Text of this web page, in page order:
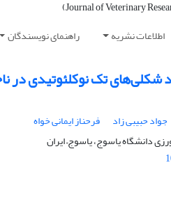
اطلاعات نشریه راهنمای نویسندگان
در ناحیه َ5 ژن لاکتوفرین در گاوهای بومی و
جواد حبیبی زاد
فرحناز ایمانی خواه
دانشگاه یاسوج، یاسوج– ایران